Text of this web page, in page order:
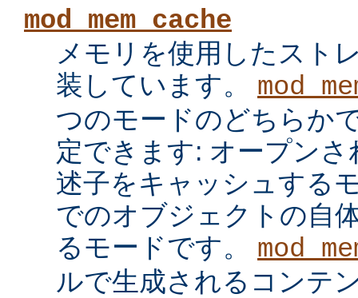
mod_mem_cache
メモリを使用したスト
装しています。
つのモードのどちらか
定できます: オープン
述子をキャッシュする
でのオブジェクトの自
るモードです。
ルで生成されるコンテ